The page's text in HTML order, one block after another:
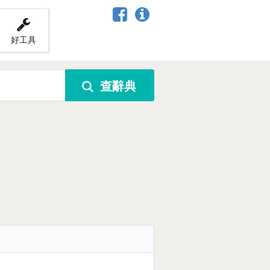
好工具
查辭典